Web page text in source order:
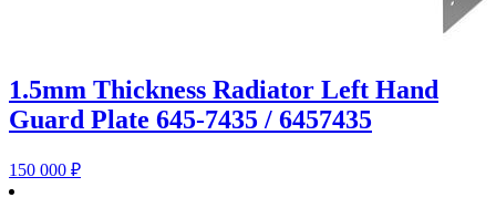
1.5mm Thickness Radiator Left Hand
Guard Plate 645-7435 / 6457435
150 000 ₽